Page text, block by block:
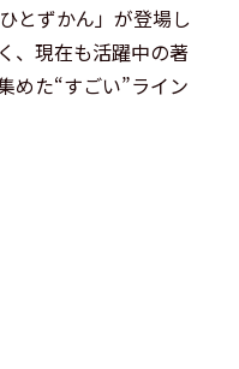
とずかん」が登場し
、現在も活躍中の著
めた“すごい”ライン